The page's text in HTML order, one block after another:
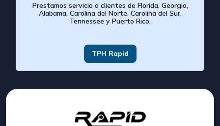
Prestamos servicio a clientes de Florida, Georgia,
Alabama, Carolina del Norte, Carolina del Sur,
Tennessee y Puerto Rico.
TPH Rapid